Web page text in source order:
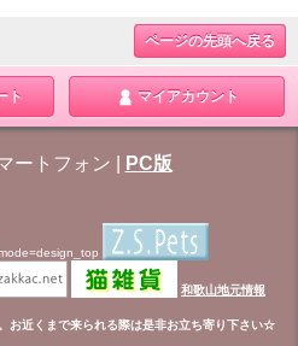
ページの先頭へ戻る
ト マイアカウント
ートフォン PC版
和歌山地元情報
お近くまで来られる際は是非お立ち寄り下さい☆